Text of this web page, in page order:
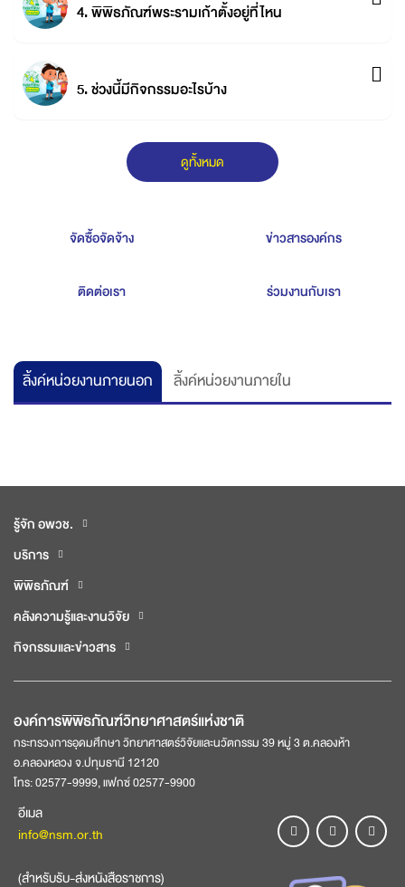
4. พิพิธภัณฑ์พระรามเก้าตั้งอยู่ที่ไหน
5. ช่วงนี้มีกิจกรรมอะไรบ้าง
ดูทั้งหมด
จัดซื้อจัดจ้าง ข่าวสารองค์กร
ติดต่อเรา ร่วมงานกับเรา
ลิ้งค์หน่วยงานภายนอก ลิ้งค์หน่วยงานภายใน
รู้จัก อพวช.
บริการ
พิพิธภัณฑ์
คลังความรู้และงานวิจัย
กิจกรรมและข่าวสาร
องค์การพิพิธภัณฑ์วิทยาศาสตร์แห่งชาติ
กระทรวงการอุดมศึกษา วิทยาศาสตร์วิจัยและนวัตกรรม 39 หมู่ 3 ต.คลองห้า
อ.คลองหลวง จ.ปทุมธานี 12120
โทร: 02577-9999, แฟกซ์ 02577-9900
อีเมล
info@nsm.or.th
(สำหรับรับ-ส่งหนังสือราชการ)